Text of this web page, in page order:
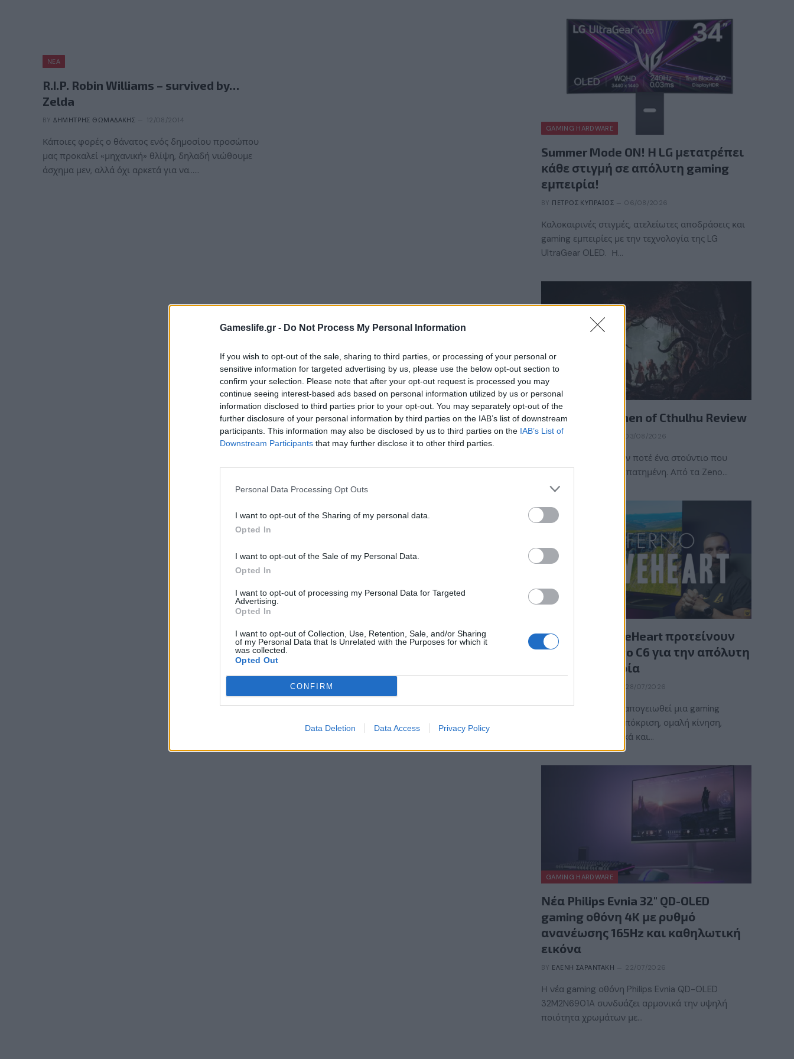
Gameslife.gr - Do Not Process My Personal Information
If you wish to opt-out of the sale, sharing to third parties, or processing of your personal or
sensitive information for targeted advertising by us, please use the below opt-out section to
confirm your selection. Please note that after your opt-out request is processed you may
continue seeing interest-based ads based on personal information utilized by us or personal
information disclosed to third parties prior to your opt-out. You may separately opt-out of the
further disclosure of your personal information by third parties on the IAB’s list of downstream
participants. This information may also be disclosed by us to third parties on the IAB’s List of
Downstream Participants that may further disclose it to other third parties.
Personal Data Processing Opt Outs
I want to opt-out of the Sharing of my personal data.
Opted In
I want to opt-out of the Sale of my Personal Data.
Opted In
I want to opt-out of processing my Personal Data for Targeted
Advertising.
Opted In
I want to opt-out of Collection, Use, Retention, Sale, and/or Sharing
of my Personal Data that Is Unrelated with the Purposes for which it
was collected.
Opted Out
CONFIRM
Data Deletion Data Access Privacy Policy
ΝΈΑ
R.I.P. Robin Williams – survived by…
Zelda
BY ΔΗΜΉΤΡΗΣ ΘΩΜΑΔΆΚΗΣ 12/08/2014
Κάποιες φορές ο θάνατος ενός δημοσίου προσώπου
μας προκαλεί «μηχανική» θλίψη, δηλαδή νιώθουμε
άσχημα μεν, αλλά όχι αρκετά για να……
GAMING HARDWARE
Summer Mode ON! Η LG μετατρέπει
κάθε στιγμή σε απόλυτη gaming
εμπειρία!
BY ΠΈΤΡΟΣ ΚΥΠΡΑΊΟΣ 06/08/2026
Καλοκαιρινές στιγμές, ατελείωτες αποδράσεις και
gaming εμπειρίες με την τεχνολογία της LG
UltraGear OLED. Η…
REVIEWS
The Mound: Omen of Cthulhu Review
BY ΠΈΤΡΟΣ ΚΥΠΡΑΊΟΣ 03/08/2026
Η ACE Team δεν ήταν ποτέ ένα στούντιο που
ακολουθούσε την πεπατημένη. Από τα Zeno…
Οι InfernoBraveHeart προτείνουν
την LG OLED evo C6 για την απόλυτη
gaming εμπειρία
28/07/2026
Τι χρειάζεται για να απογειωθεί μια gaming
εμπειρία; Γρήγορη απόκριση, ομαλή κίνηση,
εντυπωσιακά γραφικά και…
GAMING HARDWARE
Νέα Philips Evnia 32″ QD-OLED
gaming οθόνη 4K με ρυθμό
ανανέωσης 165Hz και καθηλωτική
εικόνα
BY ΕΛΈΝΗ ΣΑΡΑΝΤΆΚΗ 22/07/2026
Η νέα gaming οθόνη Philips Evnia QD-OLED
32M2N6901A συνδυάζει αρμονικά την υψηλή
ποιότητα χρωμάτων με…